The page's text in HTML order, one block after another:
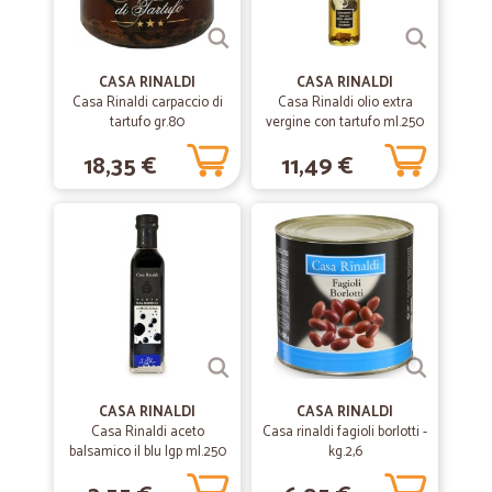
30/10/2019
—Barbara F.
Cicalia Super!!!
Mi sono trovata molto bene non avendo la possibilità di andare a fare
la spesa ho voluto provare questo servizio. Tutto arrivato
correttamente ed imballato alla perfezione. Sono rimasta sorpresa e
ricomprerò sicuramente da voi
11/10/2019
—
Spalmabile alle nocciole
Sono soddisfatta dei vostri prodotti che uso regolarmente, latte,
cotolette surgelate, spalmabile nocciole, purtroppo oggi al
supermercato Conad city a Siena mi hanno detto che la spalmabile è
stata ritirata dal commercio. È vero?? Ne sarei dispiaciuta tantissimo
23/09/2019
— Faustina C.
acquisti sicuri e comodi
CASA RINALDI
Casa Rinaldi carpaccio di
tartufo gr.80
18,35 €
CASA RINALDI
Casa Rinaldi olio extra
vergine con tartufo ml.250
11,49 €
CASA RINALDI
Casa Rinaldi aceto
balsamico il blu Igp ml.250
CASA RINALDI
Casa rinaldi fagioli borlotti -
kg.2,6